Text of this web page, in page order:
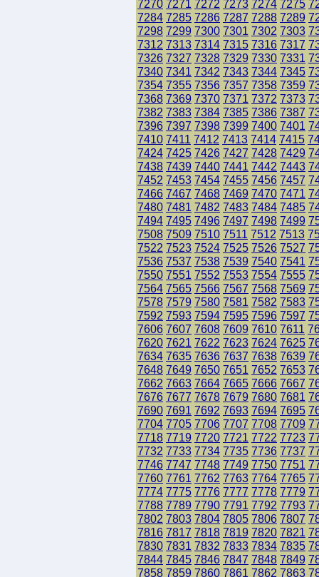
7270 7271 7272 7273 7274 7275
7284 7285 7286 7287 7288 7289
7298 7299 7300 7301 7302 7303
7312 7313 7314 7315 7316 7317
7326 7327 7328 7329 7330 7331
7340 7341 7342 7343 7344 7345
7354 7355 7356 7357 7358 7359
7368 7369 7370 7371 7372 7373
7382 7383 7384 7385 7386 7387
7396 7397 7398 7399 7400 7401
7410 7411 7412 7413 7414 7415
7424 7425 7426 7427 7428 7429
7438 7439 7440 7441 7442 7443
7452 7453 7454 7455 7456 7457
7466 7467 7468 7469 7470 7471
7480 7481 7482 7483 7484 7485
7494 7495 7496 7497 7498 7499
7508 7509 7510 7511 7512 7513
7522 7523 7524 7525 7526 7527
7536 7537 7538 7539 7540 7541
7550 7551 7552 7553 7554 7555
7564 7565 7566 7567 7568 7569
7578 7579 7580 7581 7582 7583
7592 7593 7594 7595 7596 7597
7606 7607 7608 7609 7610 7611
7620 7621 7622 7623 7624 7625
7634 7635 7636 7637 7638 7639
7648 7649 7650 7651 7652 7653
7662 7663 7664 7665 7666 7667
7676 7677 7678 7679 7680 7681
7690 7691 7692 7693 7694 7695
7704 7705 7706 7707 7708 7709
7718 7719 7720 7721 7722 7723
7732 7733 7734 7735 7736 7737
7746 7747 7748 7749 7750 7751
7760 7761 7762 7763 7764 7765
7774 7775 7776 7777 7778 7779
7788 7789 7790 7791 7792 7793
7802 7803 7804 7805 7806 7807
7816 7817 7818 7819 7820 7821
7830 7831 7832 7833 7834 7835
7844 7845 7846 7847 7848 7849
7858 7859 7860 7861 7862 7863